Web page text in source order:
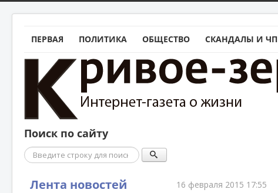
ПЕРВАЯ ПОЛИТИКА ОБЩЕСТВО СКАНДАЛЫ И ЧП
Поиск по сайту
Поиск
Лента новостей 16 февраля 2015 17:55